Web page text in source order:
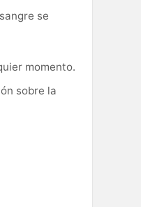
se
momento.
sobre la